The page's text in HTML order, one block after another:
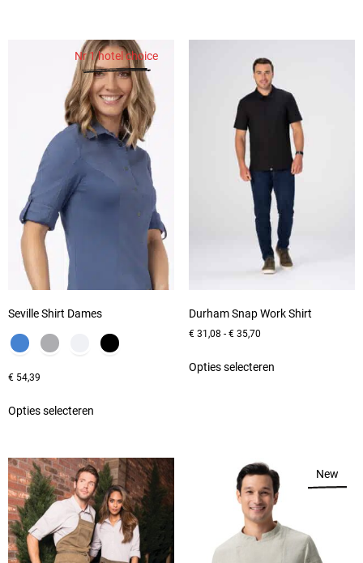
Nr 1 hotel choice
Seville Shirt Dames
€ 54,39
Opties selecteren
Durham Snap Work Shirt
€31,08 - €35,70
Opties selecteren
New